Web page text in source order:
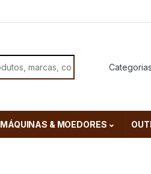
MÁQUINAS & MOEDORES